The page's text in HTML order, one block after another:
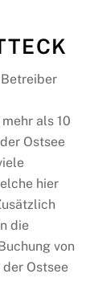
als 10
Ostsee
hier
die
von
Ostsee